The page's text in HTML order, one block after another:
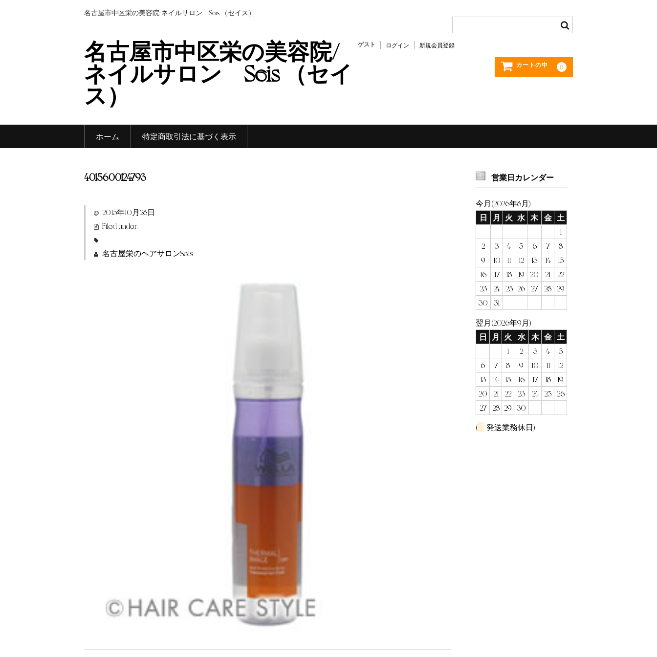
名古屋市中区栄の美容院/ネイルサロン Seis （セイス）
名古屋市中区栄の美容院/
ネイルサロン Seis （セイ
ス）
ゲスト ログイン 新規会員登録
カートの中 0
ホーム 特定商取引法に基づく表示
4015600124793
2015年10月28日
Filed under:
名古屋栄のヘアサロンSeis
営業日カレンダー
今月(2026年8月)
日
月 火 水 木 金 土
1
2
3 4 5 6 7
8
9
10 11 12 13 14
15
16
17 18 19 20 21
22
23
24 25 26 27 28
29
30
31
翌月(2026年9月)
日
月 火 水 木 金 土
1
2 3 4
5
6
7 8 9 10 11
12
13
14 15 16 17 18
19
20
21 22 23 24 25
26
27
28 29 30
( 発送業務休日)